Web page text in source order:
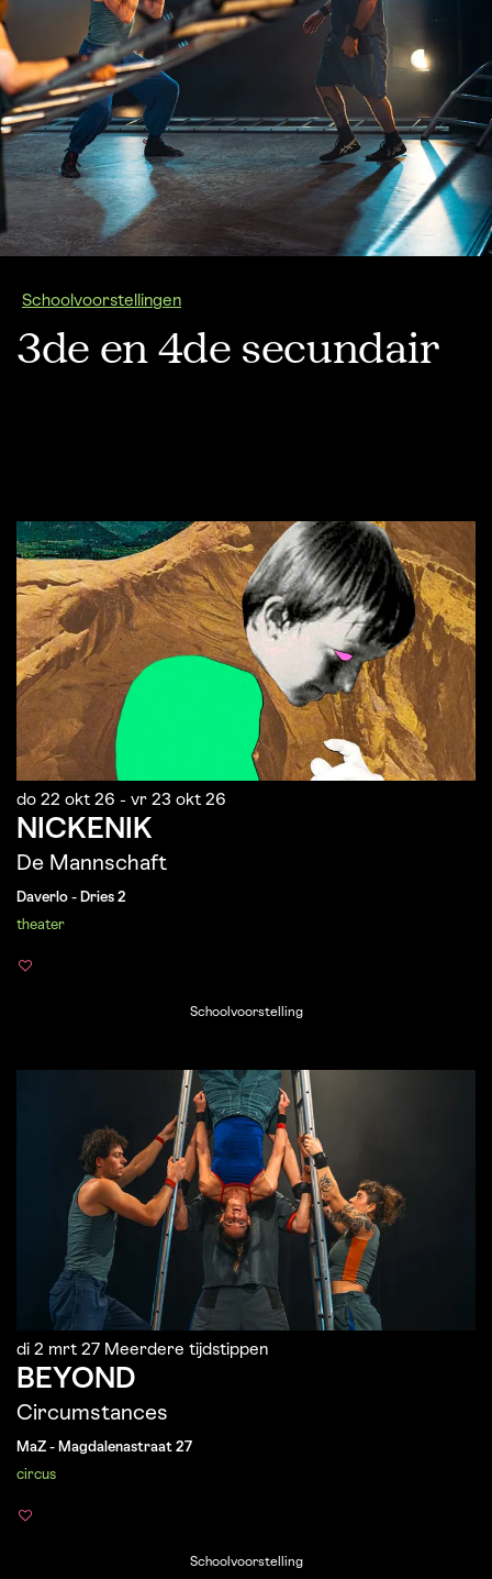
Schoolvoorstellingen
3de en 4de secundair
NICKENIK
De Mannschaft
do 22 okt 26 - vr 23 okt 26
Daverlo - Dries 2
theater
Schoolvoorstelling
BEYOND
Circumstances
di 2 mrt 27 Meerdere tijdstippen
MaZ - Magdalenastraat 27
circus
Schoolvoorstelling